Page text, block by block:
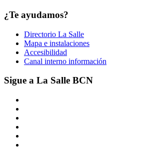
¿Te ayudamos?
Directorio La Salle
Mapa e instalaciones
Accesibilidad
Canal interno información
Sigue a La Salle BCN